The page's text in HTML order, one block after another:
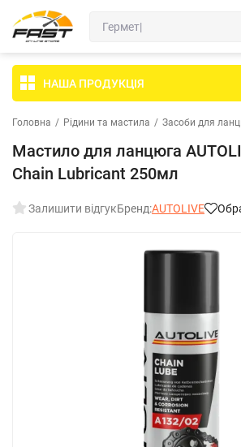
НАША ПРОДУКЦІЯ
Головна / Рідини та мастила / Засоби для
Мастило для ланцюга
Chain Lubricant 250мл
Залишити відгукБренд:AUTOLIVE